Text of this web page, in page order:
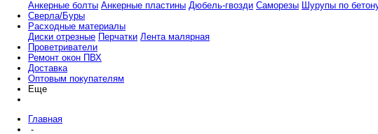
Анкерные болты Анкерные пластины Дюбель-гвозди Саморезы Шурупы по
Сверла/Буры
Расходные материалы
Диски отрезные Перчатки Лента малярная
Проветриватели
Ремонт окон ПВХ
Доставка
Оптовым покупателям
Еще
Главная
-